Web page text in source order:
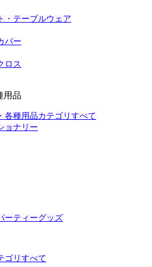
・テーブルウェア
バー
ロス
用品
各種用品カテゴリすべて
ョナリー
ーティーグッズ
ゴリすべて